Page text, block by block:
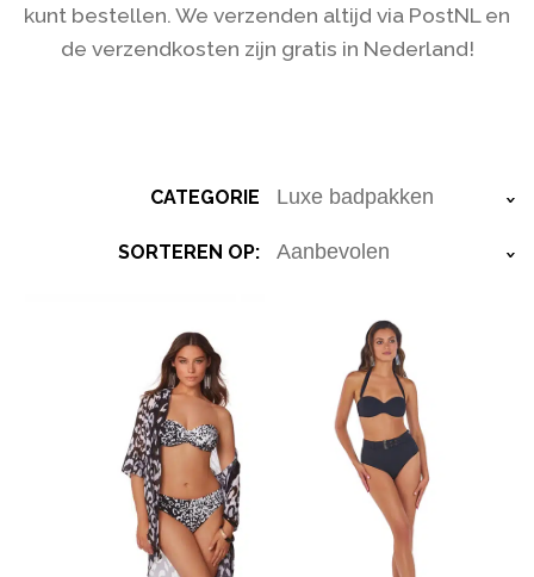
kunt bestellen. We verzenden altijd via PostNL en
de verzendkosten zijn gratis in Nederland!
CATEGORIE ›
SORTEREN OP: ›